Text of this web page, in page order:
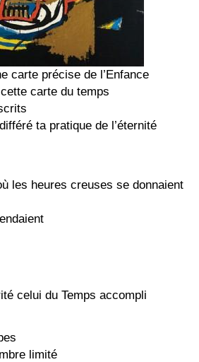
carte précise de l’Enfance
carte du temps
ta pratique de l’éternité
les heures creuses se donnaient
celui du Temps accompli
limité